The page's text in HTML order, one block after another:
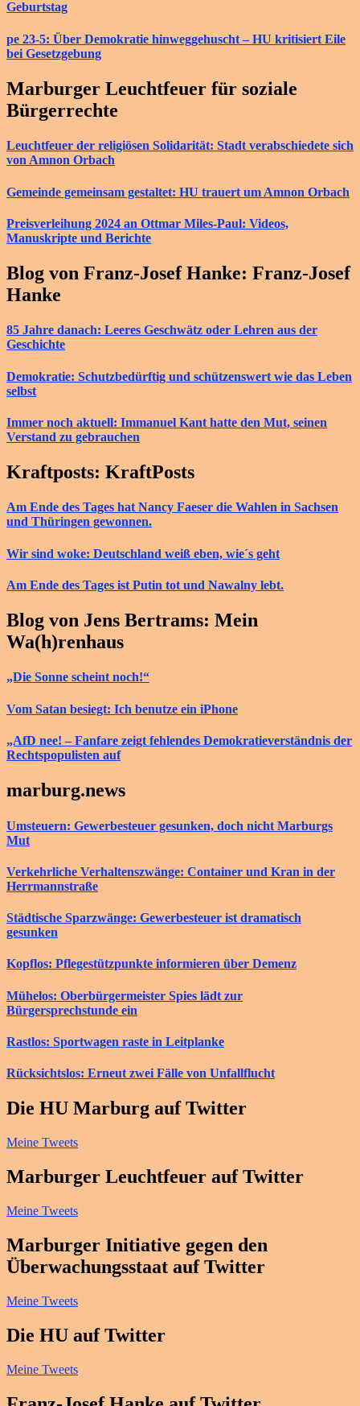
Geburtstag
pe 23-5: Über Demokratie hinweggehuscht – HU kritisiert Eile
bei Gesetzgebung
Marburger Leuchtfeuer für soziale
Bürgerrechte
Leuchtfeuer der religiösen Solidarität: Stadt verabschiedete sich
von Amnon Orbach
Gemeinde gemeinsam gestaltet: HU trauert um Amnon Orbach
Preisverleihung 2024 an Ottmar Miles-Paul: Videos,
Manuskripte und Berichte
Blog von Franz-Josef Hanke: Franz-Josef
Hanke
85 Jahre danach: Leeres Geschwätz oder Lehren aus der
Geschichte
Demokratie: Schutzbedürftig und schützenswert wie das Leben
selbst
Immer noch aktuell: Immanuel Kant hatte den Mut, seinen
Verstand zu gebrauchen
Kraftposts: KraftPosts
Am Ende des Tages hat Nancy Faeser die Wahlen in Sachsen
und Thüringen gewonnen.
Wir sind woke: Deutschland weiß eben, wie´s geht
Am Ende des Tages ist Putin tot und Nawalny lebt.
Blog von Jens Bertrams: Mein
Wa(h)renhaus
„Die Sonne scheint noch!“
Vom Satan besiegt: Ich benutze ein iPhone
„AfD nee! – Fanfare zeigt fehlendes Demokratieverständnis der
Rechtspopulisten auf
marburg.news
Umsteuern: Gewerbesteuer gesunken, doch nicht Marburgs
Mut
Verkehrliche Verhaltenszwänge: Container und Kran in der
Herrmannstraße
Städtische Sparzwänge: Gewerbesteuer ist dramatisch
gesunken
Kopflos: Pflegestützpunkte informieren über Demenz
Mühelos: Oberbürgermeister Spies lädt zur
Bürgersprechstunde ein
Rastlos: Sportwagen raste in Leitplanke
Rücksichtslos: Erneut zwei Fälle von Unfallflucht
Die HU Marburg auf Twitter
Meine Tweets
Marburger Leuchtfeuer auf Twitter
Meine Tweets
Marburger Initiative gegen den
Überwachungsstaat auf Twitter
Meine Tweets
Die HU auf Twitter
Meine Tweets